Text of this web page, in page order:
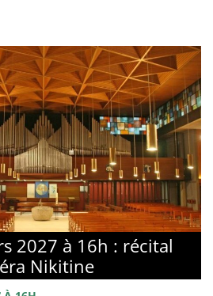
2027 à 16h : récital
Nikitine